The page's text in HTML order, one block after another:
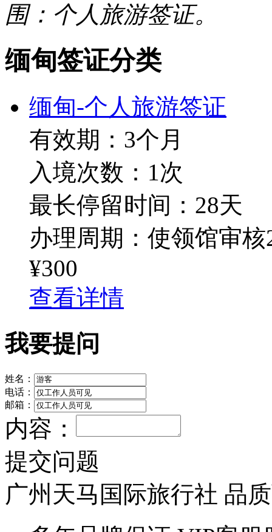
围：个人旅游签证。
缅甸签证分类
缅甸-个人旅游签证
有效期：3个月
入境次数：1次
最长停留时间：28天
办理周期：使领馆审
¥300
查看详情
我要提问
姓名：
电话：
邮箱：
内容：
提交问题
广州天马国际旅行社 品